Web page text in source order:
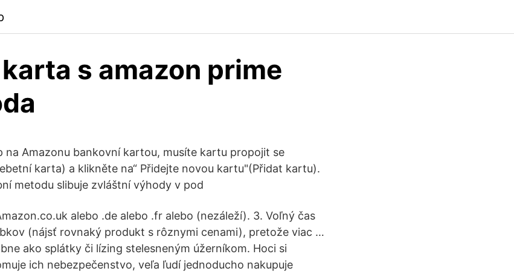
s amazon prime
na Amazonu bankovní kartou, musíte kartu propojit se
karta) a klikněte na“ Přidejte novou kartu"(Přidat kartu).
metodu slibuje zvláštní výhody v pod
alebo .de alebo .fr alebo (nezáleží). 3. Voľný čas
(nájsť rovnaký produkt s rôznymi cenami), pretože viac …
ako splátky či lízing stelesneným úžerníkom. Hoci si
ich nebezpečenstvo, veľa ľudí jednoducho nakupuje